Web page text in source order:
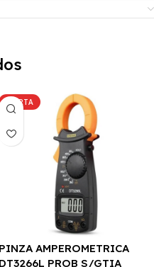
OFERTA
PINZA AMPEROMETRICA
DT3266L PROB S/GTIA